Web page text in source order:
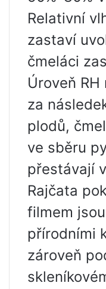
Relativní
zastaví
čmeláci
Úroveň
za
plodů,
ve sběru
přestávají
Rajčata
filmem
přírodními
zároveň